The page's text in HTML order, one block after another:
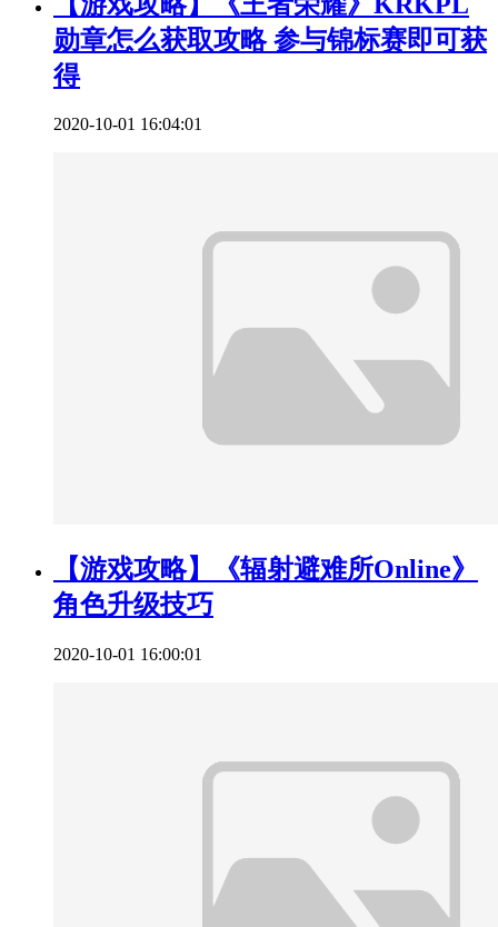
勋章怎么获取攻略 参与锦标赛即可获
得
2020-10-01 16:04:01
【游戏攻略】《辐射避难所Online》
角色升级技巧
2020-10-01 16:00:01